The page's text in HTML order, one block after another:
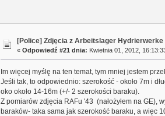
[Police] Zdjęcia z Arbeitslager Hydrierwerke
«Odpowiedź #21 dnia: Kwietnia 01, 2012,
Im więcej myślę na ten temat, tym mniej jestem
Jeśli tak, to odpowiednio: szerokość - około 7m i
oko około 14-16m (+/- 2 szerokości baraku).
Z pomiarów zdjęcia RAFu '43 (nałożyłem na
baraków- taka sama jak szerokość baraku, a więc